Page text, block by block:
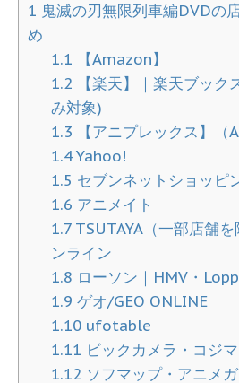
1 鬼滅の刃無限列車編DVDの
め
1.1 【Amazon】
1.2 【楽天】｜楽天ブック
み対象)
1.3 【アニプレックス】（
1.4Yahoo!
1.5 セブンネットショッピ
1.6 アニメイト
1.7TSUTAYA（一部店舗
ンライン
1.8 ローソン｜HMV・
1.9 ゲオ/GEO ONLINE
1.10ufotable
1.11 ビックカメラ・コジマ
1.12 ソフマップ・アニメ